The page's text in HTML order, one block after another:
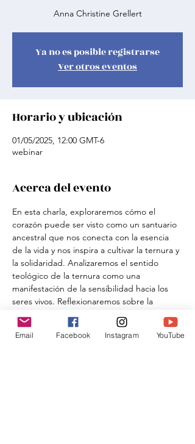
Anna Christine Grellert
Ya no es posible registrarse
Ver otros eventos
Horario y ubicación
01/05/2025, 12:00 GMT-6
webinar
Acerca del evento
En esta charla, exploraremos cómo el
corazón puede ser visto como un santuario
ancestral que nos conecta con la esencia
de la vida y nos inspira a cultivar la ternura y
la solidaridad. Analizaremos el sentido
teológico de la ternura como una
manifestación de la sensibilidad hacia los
seres vivos. Reflexionaremos sobre la
solidaridad como una fuerza colectiva de
ternura que genera vigor para  luchar y
crear juntos comunidades más justas y
Email Facebook Instagram YouTube